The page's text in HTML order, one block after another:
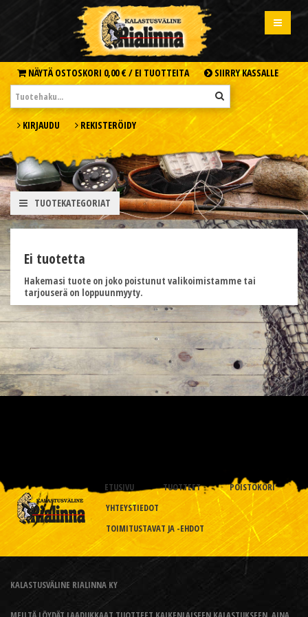
NÄYTÄ OSTOSKORI 0,00 € / EI TUOTTEITA SIIRRY KASSALLE
KIRJAUDU REKISTERÖIDY
TUOTEKATEGORIAT
Ei tuotetta
Hakemasi tuote on joko poistunut valikoimistamme tai
tarjouserä on loppuunmyyty.
ETUSIVU TUOTTEET
POISTOKORI
YHTEYSTIEDOT
TOIMITUSTAVAT JA -EHDOT
KALASTUSVÄLINE RIALINNA KY